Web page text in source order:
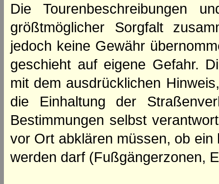
Die Tourenbeschreibungen
größtmöglicher Sorgfalt
jedoch keine Gewähr
geschieht auf eigene Gefahr.
mit dem ausdrücklichen
die Einhaltung der
Bestimmungen selbst
vor Ort abklären müssen, ob
werden darf (Fußgängerzonen,